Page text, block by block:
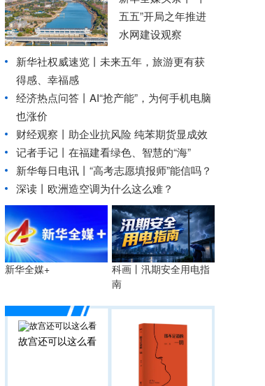
五五”开局之年推进
水网建设观察
新华社权威速览丨未来五年，旅游更有获
得感、幸福感
经济热点问答丨AI“抢产能”，为何手机电脑
也涨价
财经观察丨 助企业抗风险 纯苯期货显成效
记者手记丨在福建看绿色、智慧的“海”
新华每日电讯丨 “高考志愿填报师”能信吗？
深读丨欧洲造空调为什么这么难？
新华全媒+
科画丨汛期安全用电指
南
故宫还可以这么看